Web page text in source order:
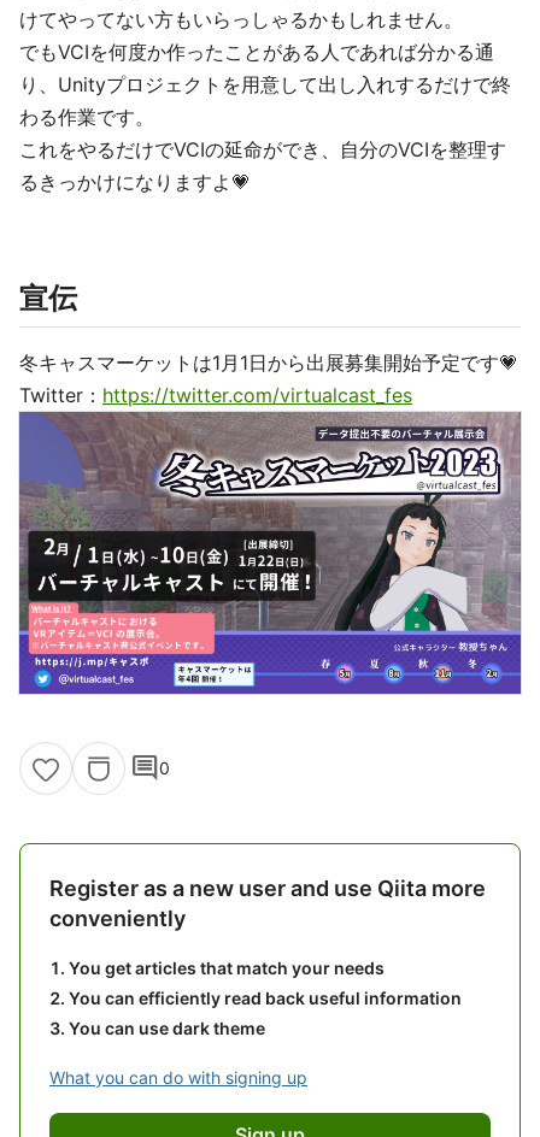
けてやってない方もいらっしゃるかもしれません。
でもVCIを何度か作ったことがある人であれば分かる通
り、Unityプロジェクトを用意して出し入れするだけで終
わる作業です。
これをやるだけでVCIの延命ができ、自分のVCIを整理す
るきっかけになりますよ💗
宣伝
冬キャスマーケットは1月1日から出展募集開始予定です💗
Twitter： https://twitter.com/virtualcast_fes
comment0
Register as a new user and use Qiita more
conveniently
You get articles that match your needs
You can efficiently read back useful information
You can use dark theme
What you can do with signing up